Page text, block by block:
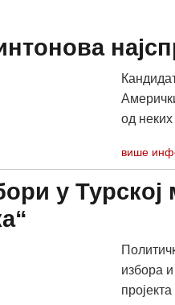
од
више
у Турској
избора
пројекта